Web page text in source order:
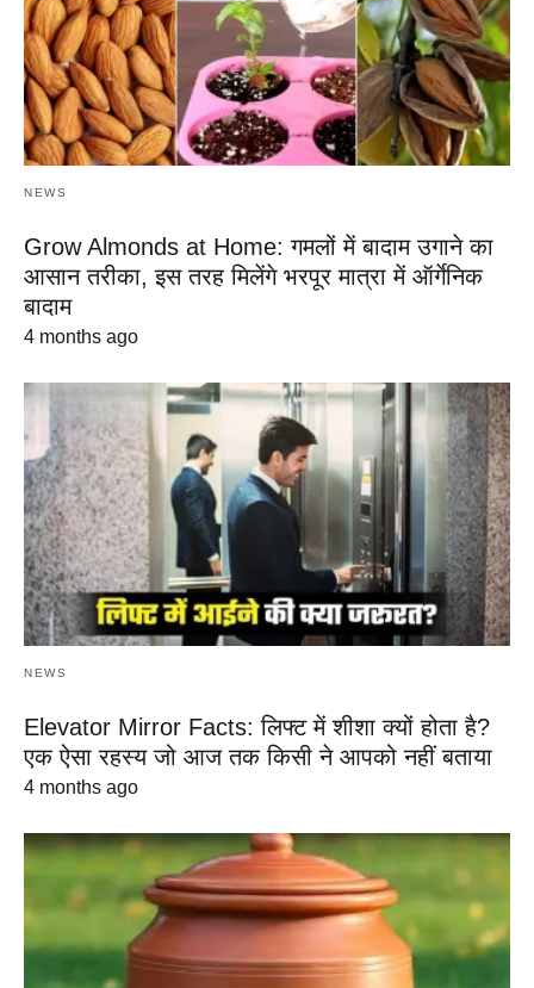
NEWS
Grow Almonds at Home: गमलों में बादाम उगाने का
आसान तरीका, इस तरह मिलेंगे भरपूर मात्रा में ऑर्गेनिक
बादाम
4 months ago
NEWS
Elevator Mirror Facts: लिफ्ट में शीशा क्यों होता है?
एक ऐसा रहस्य जो आज तक किसी ने आपको नहीं बताया
4 months ago